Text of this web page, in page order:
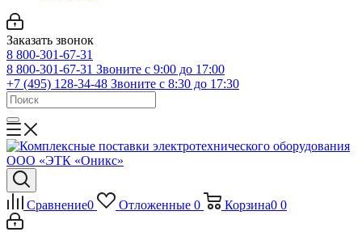
Заказать звонок
8 800-301-67-31
8 800-301-67-31 Звоните с 9:00 до 17:00
+7 (495) 128-34-48 Звоните с 8:30 до 17:30
Сравнение0 Отложенные 0 Корзина0 0